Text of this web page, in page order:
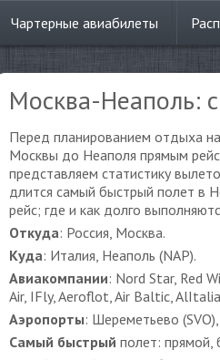
Чартерные авиабилеты
Москва-Неаполь:
Перед планированием отдыха на
Москвы до Неаполя прямым
представляем статистику
длится самый быстрый полет в
рейс; где и как долго
Откуда: Россия, Москва.
Куда: Италия, Неаполь (NAP).
Авиакомпании: Nord Star, Red
Air, IFly, Aeroflot, Air Baltic,
Аэропорты: Шереметьево
Самый быстрый полет: прямой,